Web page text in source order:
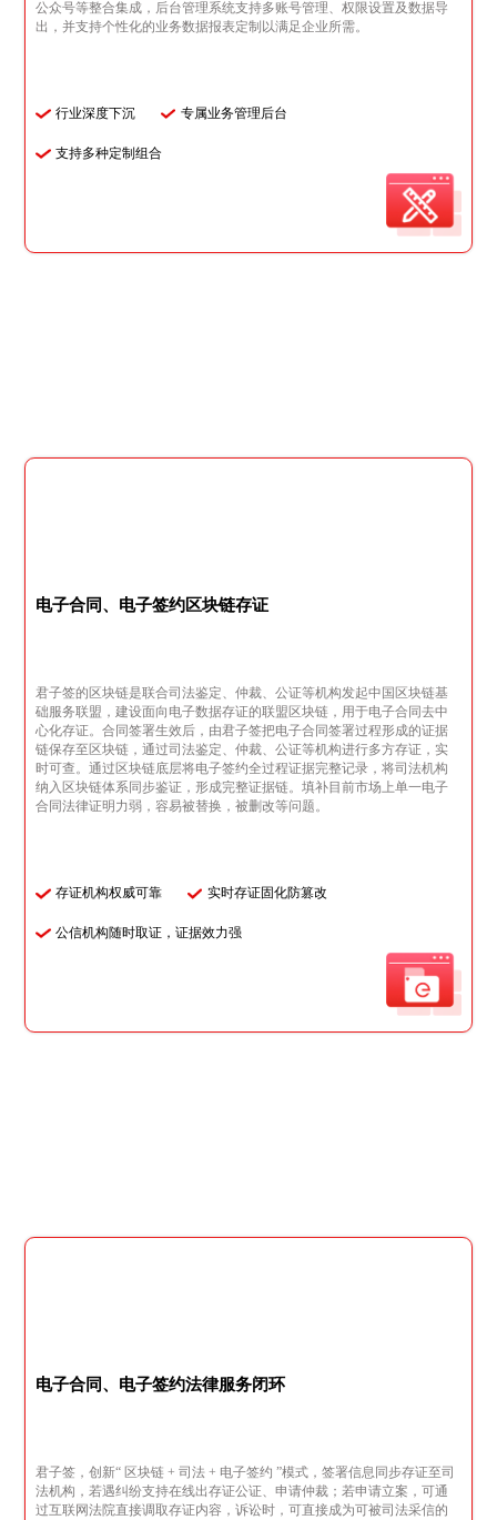
公众号等整合集成，后台管理系统支持多账号管理、权限设置及数据导
出，并支持个性化的业务数据报表定制以满足企业所需。
行业深度下沉 专属业务管理后台
支持多种定制组合
电子合同、电子签约区块链存证
君子签的区块链是联合司法鉴定、仲裁、公证等机构发起中国区块链基
础服务联盟，建设面向电子数据存证的联盟区块链，用于电子合同去中
心化存证。合同签署生效后，由君子签把电子合同签署过程形成的证据
链保存至区块链，通过司法鉴定、仲裁、公证等机构进行多方存证，实
时可查。通过区块链底层将电子签约全过程证据完整记录，将司法机构
纳入区块链体系同步鉴证，形成完整证据链。填补目前市场上单一电子
合同法律证明力弱，容易被替换，被删改等问题。
存证机构权威可靠 实时存证固化防篡改
公信机构随时取证，证据效力强
电子合同、电子签约法律服务闭环
君子签，创新“ 区块链 + 司法 + 电子签约 ”模式，签署信息同步存证至司
法机构，若遇纠纷支持在线出存证公证、申请仲裁；若申请立案，可通
过互联网法院直接调取存证内容，诉讼时，可直接成为可被司法采信的